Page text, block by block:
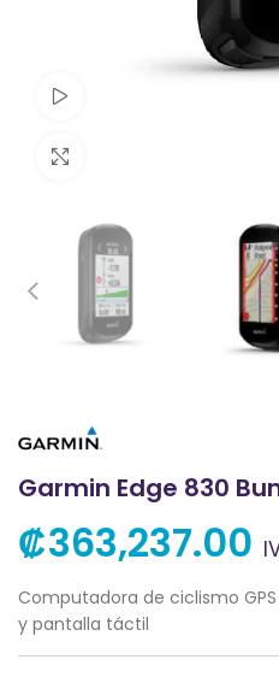
Garmin Edge 830
₡363,237.00
Computadora de ciclismo
y pantalla táctil